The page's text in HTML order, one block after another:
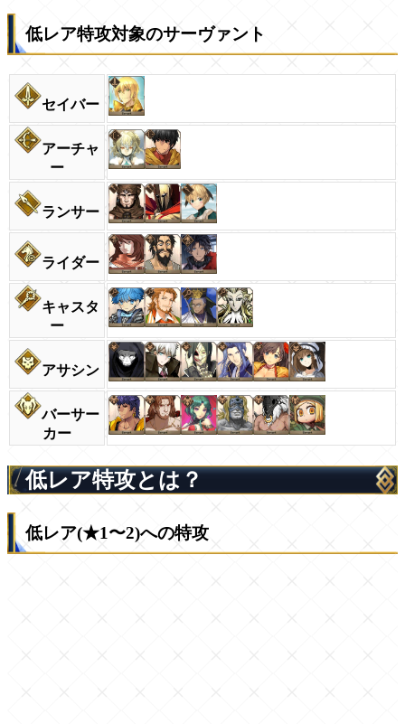
低レア特攻対象のサーヴァント
セイバー
アーチャ
ー
ランサー
ライダー
キャスタ
ー
アサシン
バーサー
カー
低レア特攻とは？
低レア(★1〜2)への特攻